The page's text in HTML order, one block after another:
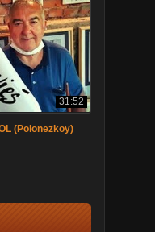
31:52
(Polonezkoy)